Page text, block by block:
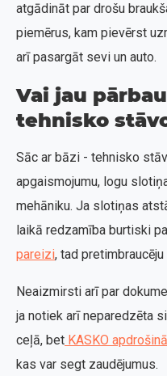
atgādināt par drošu
piemērus, kam pievērst
arī pasargāt sevi un auto.
Vai jau
tehnisko
Sāc ar bāzi - tehnisko
apgaismojumu, logu
mehāniku. Ja slotiņas
laikā redzamība burtiski
pareizi, tad
Neaizmirsti arī par
ja notiek arī neparedzēta
ceļā, bet KASKO
kas var segt zaudējumus.